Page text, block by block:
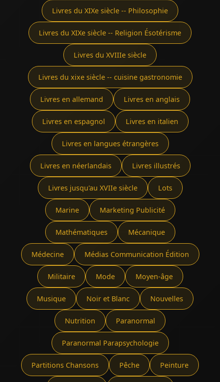
Livres du XIXe siècle -- Philosophie
Livres du XIXe siècle -- Religion Ésotérisme
Livres du XVIIIe siècle
Livres du xixe siècle -- cuisine gastronomie
Livres en allemand Livres en anglais
Livres en espagnol Livres en italien
Livres en langues étrangères
Livres en néerlandais Livres illustrés
Livres jusqu'au XVIIe siècle Lots
Marine Marketing Publicité
Mathématiques Mécanique
Médecine Médias Communication Édition
Militaire Mode Moyen-âge
Musique Noir et Blanc Nouvelles
Nutrition Paranormal
Paranormal Parapsychologie
Partitions Chansons Pêche Peinture